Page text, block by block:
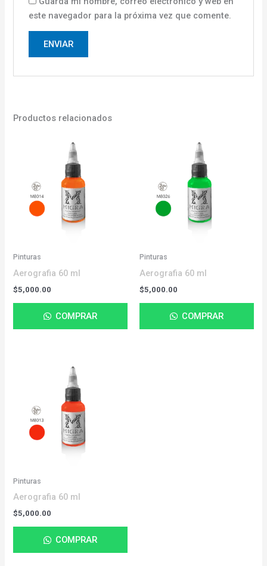
este navegador para la próxima vez que comente.
Productos relacionados
Pinturas
Aerografia 60 ml
$5,000.00
COMPRAR
Pinturas
Aerografia 60 ml
$5,000.00
COMPRAR
Pinturas
Aerografia 60 ml
$5,000.00
COMPRAR